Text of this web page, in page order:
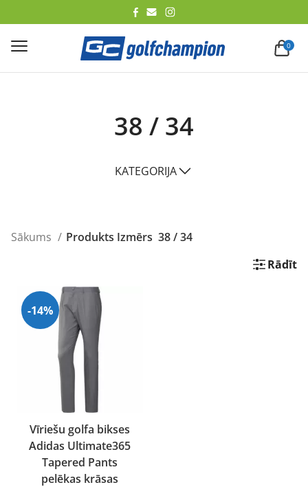
0
38 / 34
KATEGORIJA
Sākums Produkts Izmērs 38 / 34
Rādīt
-14%
Vīriešu golfa bikses
Adidas Ultimate365
Tapered Pants
pelēkas krāsas